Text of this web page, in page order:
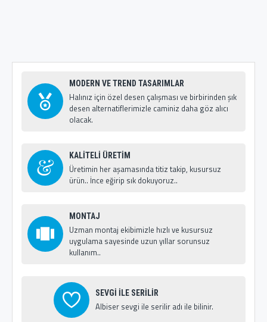
MODERN VE TREND TASARIMLAR
Halınız için özel desen çalışması ve birbirinden şık
desen alternatiflerimizle caminiz daha göz alıcı
olacak.
KALİTELİ ÜRETİM
Üretimin her aşamasında titiz takip, kusursuz
ürün.. İnce eğirip sık dokuyoruz..
MONTAJ
Uzman montaj ekibimizle hızlı ve kusursuz
uygulama sayesinde uzun yıllar sorunsuz
kullanım..
SEVGİ İLE SERİLİR
Albiser sevgi ile serilir adı ile bilinir.